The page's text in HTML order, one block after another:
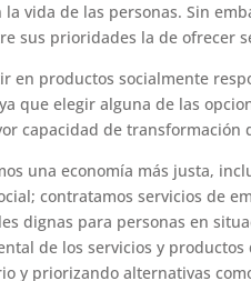
la vida de las personas. Sin
sus prioridades la de ofrecer
en productos socialmente
que elegir alguna de las
capacidad de transformación
una economía más justa,
contratamos servicios de
dignas para personas en
de los servicios y
y priorizando alternativas